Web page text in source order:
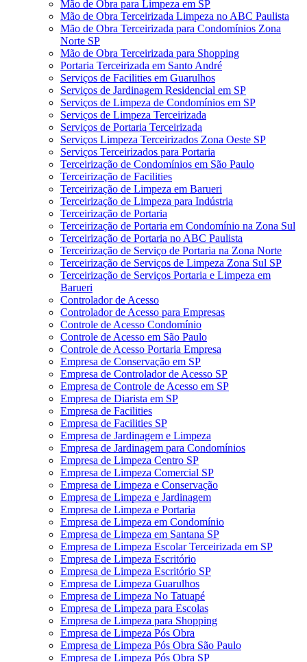
Mão de Obra para Limpeza em SP
Mão de Obra Terceirizada Limpeza no ABC Paulista
Mão de Obra Terceirizada para Condomínios Zona
Norte SP
Mão de Obra Terceirizada para Shopping
Portaria Terceirizada em Santo André
Serviços de Facilities em Guarulhos
Serviços de Jardinagem Residencial em SP
Serviços de Limpeza de Condomínios em SP
Serviços de Limpeza Terceirizada
Serviços de Portaria Terceirizada
Serviços Limpeza Terceirizados Zona Oeste SP
Serviços Terceirizados para Portaria
Terceirização de Condomínios em São Paulo
Terceirização de Facilities
Terceirização de Limpeza em Barueri
Terceirização de Limpeza para Indústria
Terceirização de Portaria
Terceirização de Portaria em Condomínio na Zona Sul
Terceirização de Portaria no ABC Paulista
Terceirização de Serviço de Portaria na Zona Norte
Terceirização de Serviços de Limpeza Zona Sul SP
Terceirização de Serviços Portaria e Limpeza em
Barueri
Controlador de Acesso
Controlador de Acesso para Empresas
Controle de Acesso Condomínio
Controle de Acesso em São Paulo
Controle de Acesso Portaria Empresa
Empresa de Conservação em SP
Empresa de Controlador de Acesso SP
Empresa de Controle de Acesso em SP
Empresa de Diarista em SP
Empresa de Facilities
Empresa de Facilities SP
Empresa de Jardinagem e Limpeza
Empresa de Jardinagem para Condomínios
Empresa de Limpeza Centro SP
Empresa de Limpeza Comercial SP
Empresa de Limpeza e Conservação
Empresa de Limpeza e Jardinagem
Empresa de Limpeza e Portaria
Empresa de Limpeza em Condomínio
Empresa de Limpeza em Santana SP
Empresa de Limpeza Escolar Terceirizada em SP
Empresa de Limpeza Escritório
Empresa de Limpeza Escritório SP
Empresa de Limpeza Guarulhos
Empresa de Limpeza No Tatuapé
Empresa de Limpeza para Escolas
Empresa de Limpeza para Shopping
Empresa de Limpeza Pós Obra
Empresa de Limpeza Pós Obra São Paulo
Empresa de Limpeza Pós Obra SP